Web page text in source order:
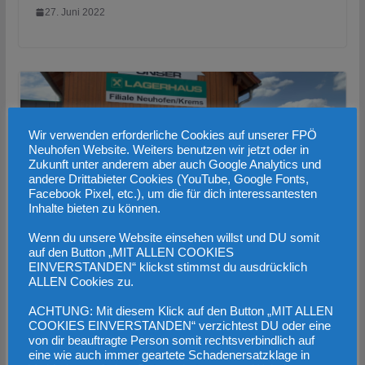
27. Juni 2022
FPÖ Neuhofen – Nahversorger Gries –
Besuch des Lagerhauses
25. Juni 2022
Wir verwenden erforderliche Cookies auf unserer FPÖ
Neuhofen Website. Weiters benutzen wir jetzt oder in
Zukunft unter anderem aber auch Google Analytics und
andere Drittabieter Cookies (YouTube, Google Fonts,
Facebook Pixel, etc.), um die für dich interessantesten
Inhalte bieten zu können.
Wenn du unsere Website einsehen willst und DU somit
auf den Button „MIT ALLEN COOKIES
EINVERSTANDEN“ klickst stimmst du ausdrücklich
ALLEN Cookies zu.
ACHTUNG: Mit diesem Klick auf den Button „MIT ALLEN
COOKIES EINVERSTANDEN“ verzichtest DU oder eine
von dir beauftragte Person somit rechtsverbindlich auf
eine wie auch immer geartete Schadenersatzklage in